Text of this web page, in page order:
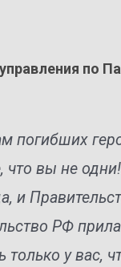
по
погибших
что вы не
и
РФ
только у